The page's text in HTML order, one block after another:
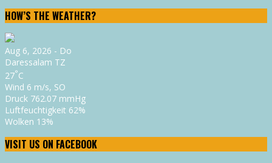
HOW’S THE WEATHER?
Aug 6, 2026 - Do
Daressalam TZ
27°C
Wind 6 m/s, SO
Druck 762.07 mmHg
Luftfeuchtigkeit 62%
Wolken 13%
VISIT US ON FACEBOOK